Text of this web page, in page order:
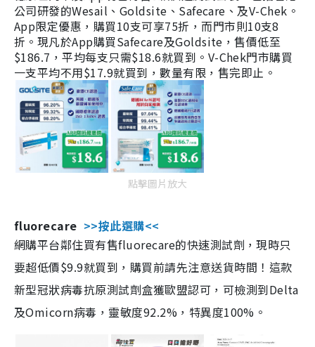
公司研發的Wesail、Goldsite、Safecare、及V-Chek。
App限定優惠，購買10支可享75折，而門市則10支8
折。現凡於App購買Safecare及Goldsite，售價低至
$186.7，平均每支只需$18.6就買到。V-Chek門市購買
一支平均不用$17.9就買到，數量有限，售完即止。
點擊圖片放大
fluorecare >>按此選購<<
網購平台鄰住買有售fluorecare的快速測試劑，現時只
要超低價$9.9就買到，購買前請先注意送貨時間！這款
新型冠狀病毒抗原測試劑盒獲歐盟認可，可檢測到Delta
及Omicorn病毒，靈敏度92.2%，特異度100%。